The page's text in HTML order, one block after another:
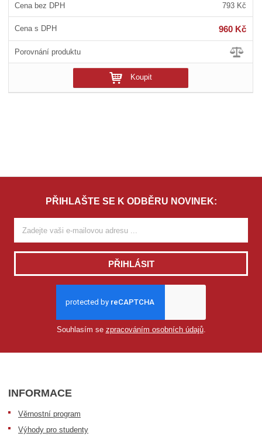
793 Kč
960 Kč
Koupit
PŘIHLAŠTE SE K ODBĚRU NOVINEK:
PŘIHLÁSIT
Souhlasím se zpracováním osobních údajů.
INFORMACE
Věrnostní program
Výhody pro studenty